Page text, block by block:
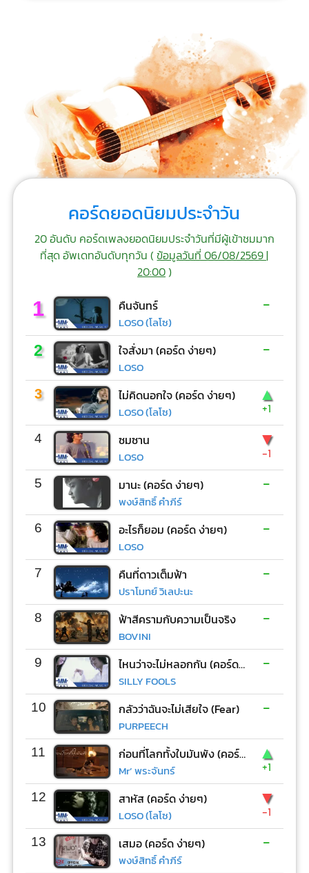
คอร์ดยอดนิยมประจำวัน
20 อันดับ คอร์ดเพลงยอดนิยมประจำวันที่มีผู้เข้าชมมาก
ที่สุด อัพเดทอันดับทุกวัน (ข้อมูลวันที่ 06/08/2569 |
20:00)
1 คืนจันทร์
LOSO (โลโซ)
-
2 ใจสั่งมา (คอร์ด ง่ายๆ)
LOSO
-
3 ไม่คิดนอกใจ (คอร์ด ง่ายๆ)
LOSO (โลโซ)
▲
+1
4 ซมซาน
LOSO
▼
-1
5 มานะ (คอร์ด ง่ายๆ)
พงษ์สิทธิ์ คำภีร์
-
6 อะไรก็ยอม (คอร์ด ง่ายๆ)
LOSO
-
7 คืนที่ดาวเต็มฟ้า
ปราโมทย์ วิเลปะนะ
-
8 ฟ้าสีครามกับความเป็นจริง
BOVINI
-
9 ไหนว่าจะไม่หลอกกัน (คอร์ด ง่ายๆ)
SILLY FOOLS
-
10 กลัวว่าฉันจะไม่เสียใจ (Fear)
PURPEECH
-
11 ก่อนที่โลกทั้งใบมันพัง (คอร์ด ง่ายๆ)
Mr’ พระจันทร์
▲
+1
12 สาหัส (คอร์ด ง่ายๆ)
LOSO (โลโซ)
▼
-1
13 เสมอ (คอร์ด ง่ายๆ)
พงษ์สิทธิ์ คำภีร์
-